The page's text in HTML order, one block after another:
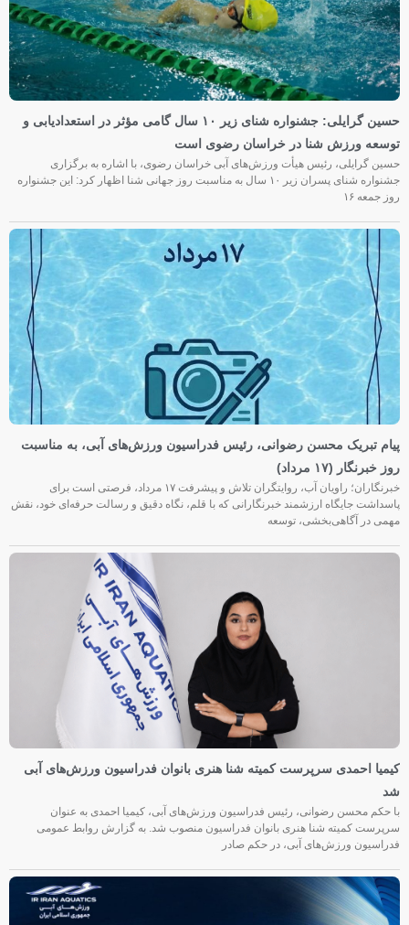
حسین گرایلی: جشنواره شنای زیر ۱۰ سال گامی مؤثر در استعدادیابی و
توسعه ورزش شنا در خراسان رضوی است
حسین گرایلی، رئیس هیأت ورزش‌های آبی خراسان رضوی، با اشاره به برگزاری
جشنواره شنای پسران زیر ۱۰ سال به مناسبت روز جهانی شنا اظهار کرد: این جشنواره
روز جمعه‌ ۱۶
پیام تبریک محسن رضوانی، رئیس فدراسیون ورزش‌های آبی، به مناسبت
روز خبرنگار (۱۷ مرداد)
خبرنگاران؛ راویان آب، روایتگران تلاش و پیشرفت ۱۷ مرداد، فرصتی است برای
پاسداشت جایگاه ارزشمند خبرنگارانی که با قلم، نگاه دقیق و رسالت حرفه‌ای خود، نقش
مهمی در آگاهی‌بخشی، توسعه
کیمیا احمدی سرپرست کمیته شنا هنری بانوان فدراسیون ورزش‌های آبی
شد
با حکم محسن رضوانی، رئیس فدراسیون ورزش‌های آبی، کیمیا احمدی به عنوان
سرپرست کمیته شنا هنری بانوان فدراسیون منصوب شد. به گزارش روابط عمومی
فدراسیون ورزش‌های آبی، در حکم صادر